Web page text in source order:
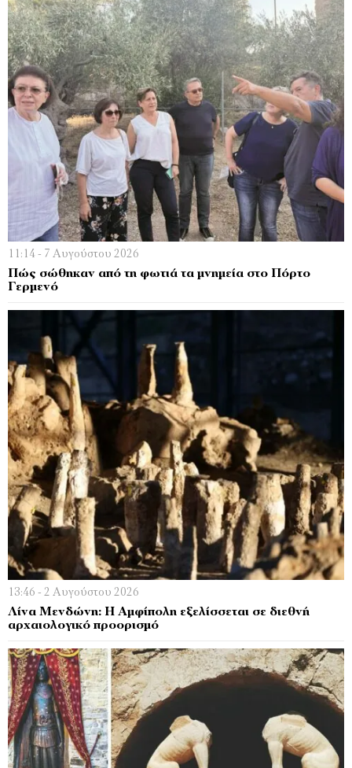
11:14 - 7 Αυγούστου 2026
Πώς σώθηκαν από τη φωτιά τα μνημεία στο Πόρτο
Γερμενό
13:46 - 2 Αυγούστου 2026
Λίνα Μενδώνη: Η Αμφίπολη εξελίσσεται σε διεθνή
αρχαιολογικό προορισμό